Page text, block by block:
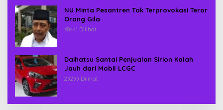
NU Minta Pesantren Tak Terprovokasi Teror
Orang Gila
68441 Dilihat
Daihatsu Santai Penjualan Sirion Kalah
Jauh dari Mobil LCGC
29299 Dilihat